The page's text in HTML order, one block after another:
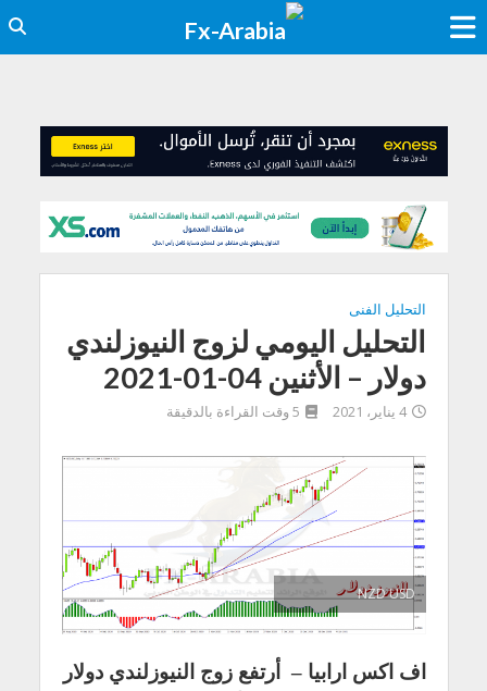
التحليل الفنى
التحليل اليومي لزوج النيوزلندي
دولار – الأثنين 04-01-2021
4 يناير، 2021 5 وقت القراءة بالدقيقة
NZD USD
اف اكس ارابيا –
أرتفع زوج النيوزلندي دولار